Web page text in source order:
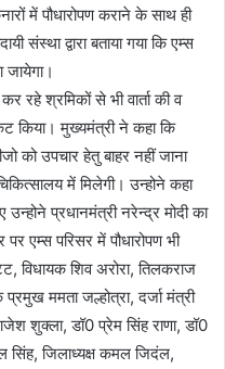
में पौधारोपण कराने के साथ ही
संस्था द्वारा बताया गया कि एम्स
जायेगा।
रहे श्रमिकों से भी वार्ता की व
किया। मुख्यमंत्री ने कहा कि
को उपचार हेतु बाहर नहीं जाना
में मिलेगी। उन्होने कहा
प्रधानमंत्री नरेन्द्र मोदी का
एम्स परिसर में पौधारोपण भी
विधायक शिव अरोरा, तिलकराज
ममता जल्होत्रा, दर्जा मंत्री
शुक्ला, डॉ0 प्रेम सिंह राणा, डॉ0
सिंह, जिलाध्यक्ष कमल जिदंल,